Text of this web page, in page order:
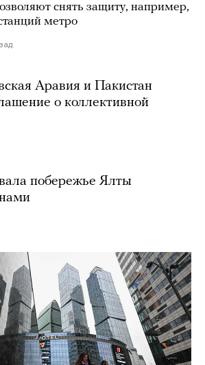
снять защиту, например,
метро
Аравия и Пакистан
о коллективной
побережье Ялты